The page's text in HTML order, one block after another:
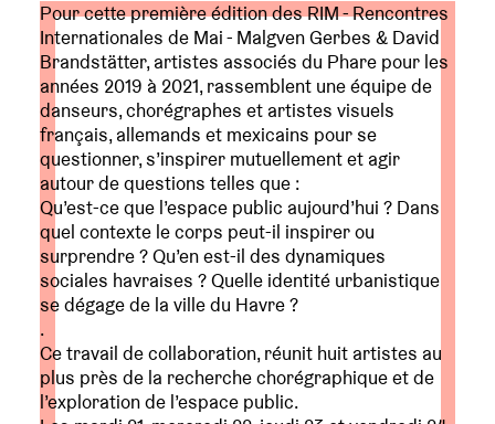
Pour cette première édition des RIM - Rencontres
Internationales de Mai - Malgven Gerbes & David
Brandstätter, artistes associés du Phare pour les
années 2019 à 2021, rassemblent une équipe de
danseurs, chorégraphes et artistes visuels
français, allemands et mexicains pour se
questionner, s’inspirer mutuellement et agir
autour de questions telles que :
Qu’est-ce que l’espace public aujourd’hui ? Dans
quel contexte le corps peut-il inspirer ou
surprendre ? Qu’en est-il des dynamiques
sociales havraises ? Quelle identité urbanistique
se dégage de la ville du Havre ?
.
Ce travail de collaboration, réunit huit artistes au
plus près de la recherche chorégraphique et de
l’exploration de l’espace public.